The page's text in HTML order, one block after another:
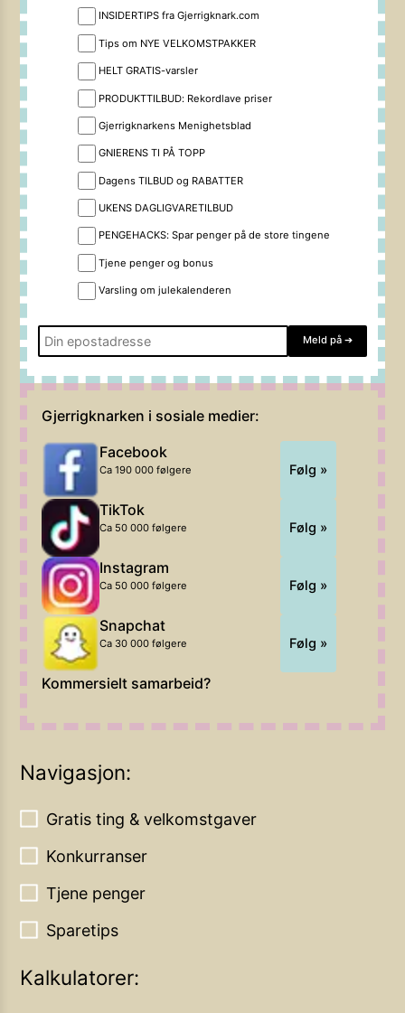
INSIDERTIPS fra Gjerrigknark.com
Tips om NYE VELKOMSTPAKKER
HELT GRATIS-varsler
PRODUKTTILBUD: Rekordlave priser
Gjerrigknarkens Menighetsblad
GNIERENS TI PÅ TOPP
Dagens TILBUD og RABATTER
UKENS DAGLIGVARETILBUD
PENGEHACKS: Spar penger på de store tingene
Tjene penger og bonus
Varsling om julekalenderen
Meld på ➔
Gjerrigknarken i sosiale medier:
Facebook
Ca 190 000 følgere Følg »
TikTok
Ca 50 000 følgere Følg »
Instagram
Ca 50 000 følgere Følg »
Snapchat
Ca 30 000 følgere Følg »
Kommersielt samarbeid?
Navigasjon:
Gratis ting & velkomstgaver
Konkurranser
Tjene penger
Sparetips
Kalkulatorer: